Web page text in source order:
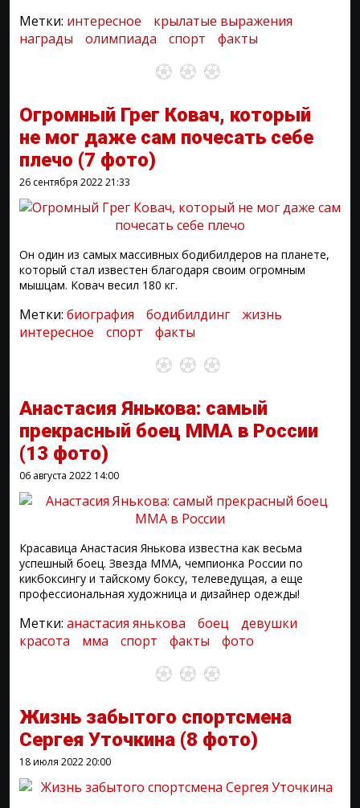
Метки: интересное
крылатые выражения
награды
олимпиада спорт факты
Огромный Грег Ковач, который
не мог даже сам почесать себе
плечо (7 фото)
26 сентября 202221:33
Он один из самых массивных бодибилдеров на планете,
который стал известен благодаря своим огромным
мышцам. Ковач весил 180 кг.
Метки: биография бодибилдинг
жизнь
интересное
спорт факты
Анастасия Янькова: самый
прекрасный боец MMA в России
(13 фото)
06 августа 2022 14:00
Красавица Анастасия Янькова известна как весьма
успешный боец. Звезда MMA, чемпионка России по
кикбоксингу и тайскому боксу, телеведущая, а еще
профессиональная художница и дизайнер одежды!
Метки: анастасия янькова боец
девушки
красота
мма спорт факты фото
Жизнь забытого спортсмена
Сергея Уточкина (8 фото)
18 июля 202220:00